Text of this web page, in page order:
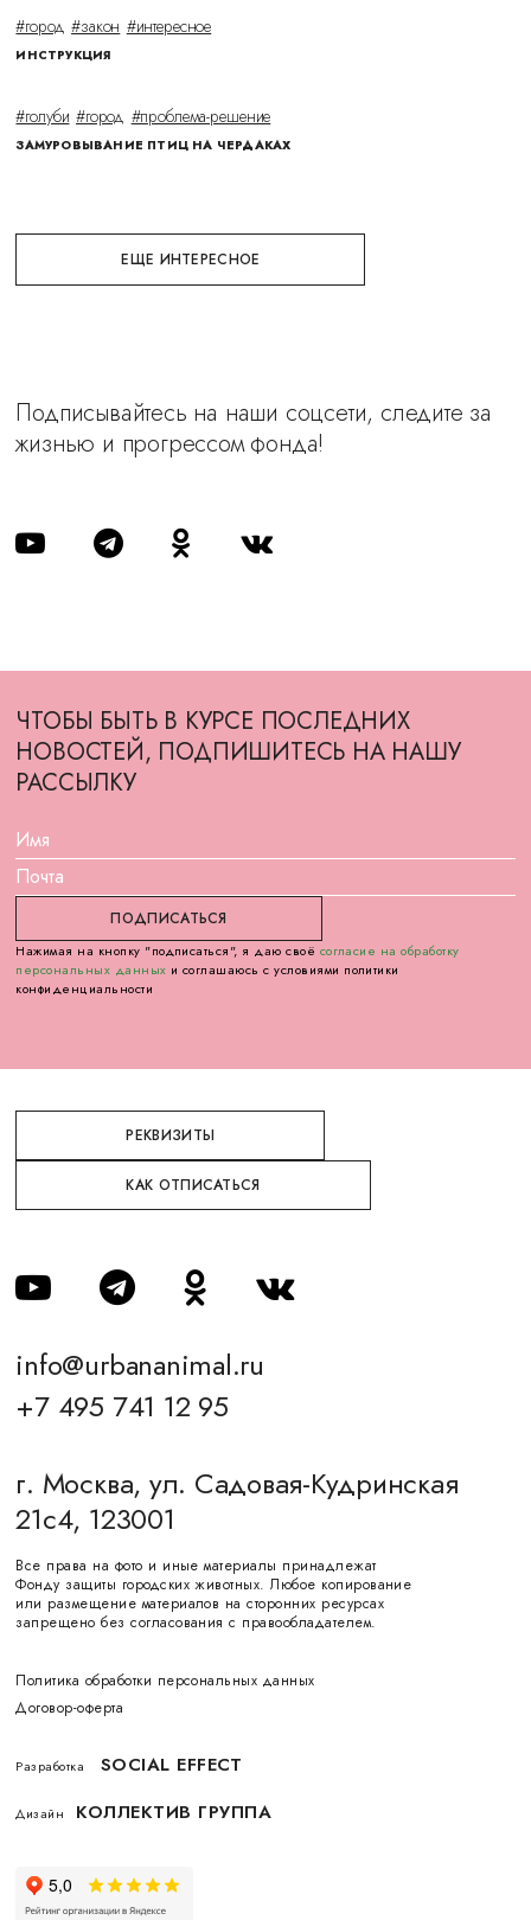
#город #закон #интересное
ИНСТРУКЦИЯ
#голуби #город #проблема-решение
ЗАМУРОВЫВАНИЕ ПТИЦ НА ЧЕРДАКАХ
ЕЩЕ ИНТЕРЕСНОЕ
Подписывайтесь на наши соцсети, следите за
жизнью и прогрессом фонда!
ЧТОБЫ БЫТЬ В КУРСЕ ПОСЛЕДНИХ
НОВОСТЕЙ, ПОДПИШИТЕСЬ НА НАШУ
РАССЫЛКУ
Нажимая на кнопку "подписаться", я даю своё согласие на обработку
персональных данных и соглашаюсь с условиями политики
конфиденциальности
РЕКВИЗИТЫ
КАК ОТПИСАТЬСЯ
info@urbananimal.ru
+7 495 741 12 95
г. Москва, ул. Садовая-Кудринская
21с4, 123001
Все права на фото и иные материалы принадлежат
Фонду защиты городских животных. Любое копирование
или размещение материалов на сторонних ресурсах
запрещено без согласования с правообладателем.
Политика обработки персональных данных
Договор-оферта
Разработка SOCIAL EFFECT
Дизайн КОЛЛЕКТИВ ГРУППА